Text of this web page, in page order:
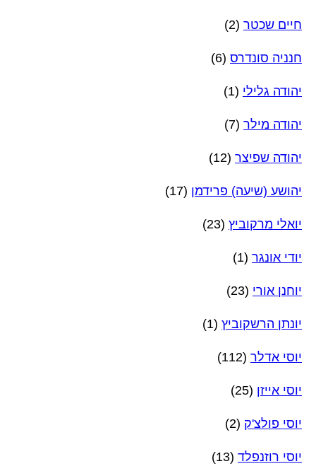
חיים שכטר (2)
חנניה סונדרס (6)
יהודה גלילי (1)
יהודה מילר (7)
יהודה שפיצר (12)
יהושע (שיעה) פרידמן (17)
יואלי מרקוביץ (23)
יודי אונגר (1)
יוחנן אורי (23)
יונתן הרשקוביץ (1)
יוסי אדלר (112)
יוסי אייזן (25)
יוסי פולצ'ק (2)
יוסי רוזנפלד (13)